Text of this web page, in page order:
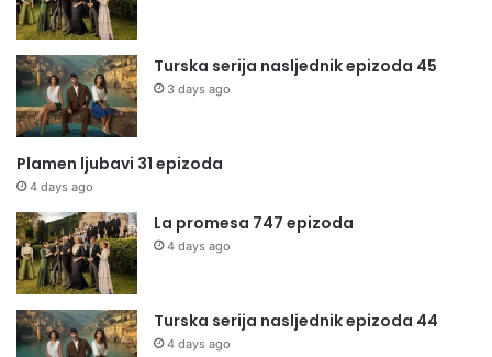
Turska serija nasljednik epizoda 45
3 days ago
Plamen ljubavi 31 epizoda
4 days ago
La promesa 747 epizoda
4 days ago
Turska serija nasljednik epizoda 44
4 days ago